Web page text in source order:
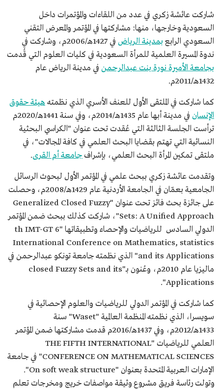
شاركت عائشة زكري في عدد من اللقاءات والمؤتمرات داخل
السعودية وخارجها، منها: مشاركتها في المؤتمر والمعرض التقني
السعودي الرابع بمدينة الرياض
في 1427هـ/2006م، وشاركت في
ندوة المسيرة العلمية للمرأة السعودية في كليات العلوم التي قُدمت
بجامعة الأميرة نورة بنت عبدالرحمن في مدينة الرياض عام
1432هـ/2011م.
كما شاركت في الملتقى الأول للعنف الأسري الذي نظمته هيئة حقوق
الإنسان
في مدينة أبها عام 1435هـ/2014م، وفي سنة 1441هـ/2020م
ترأست الجلسة الثالثة التي عُقدت تحت عنوان "الكراسي البحثية
النسائية التي تهتم بقضايا البحث العلمي في كافة المجالات"، في
ملتقى تمكين المرأة البحث العلمي، بإشرافجامعة أم القرى.
وتقدمت عائشة زكري ببحث علمي في المؤتمر الأول لبحوث الرسائل
الجامعية بعمّان في الجامعة الأردنية عام 1429هـ/2008م، وحصلت
على جائزة بحث فائز تحت عنوان "Generalized Closed Fuzzy
Sets: A Unified Approach"، شاركت كذلك ببحث ضمن المؤتمر
الدولي السادس للرياضيات والإحصاء وتطبيقاتها "6 th IMT-GT
International Conference on Mathematics, statistics
and its Applications" الذي نظمته جامعة تونكو عبدالرحمن في
ماليزيا عام 2010م، وعُنون بـ"closed Fuzzy Sets and its
Applications".
كما شاركت في المؤتمر الدولي للرياضيات والعلوم الإحصائية في
سويسرا، الذي نظمته المنظمة العالمية "Waset" سنة
1433هـ/2012م، وفي 1437هـ/2016م قدمت مشاركتها ضمن المؤتمر
العلمي للرياضيات "THE FIFTH INTERNATIONAL
CONFERENCE ON MATHEMATICAL SCIENCES" في جامعة
الإمارات العربية المتحدة بعنوان "On soft weak structure".
وتولت رئاسة فريق مشروع وثيقة مواصفات خريج ومخرجات تعلم